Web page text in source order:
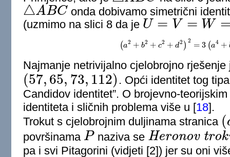
△ABC
△ABC
onda dobivamo simetrični
(uzmimo na slici 8 da je U = V = W
U= =W=
(a2 + b2 + c2 + d2 ) 2 = 3 (a4 +
( a2+b2 +c 2+ d 2=3(a4+ b 4+
Najmanje netrivijalno cjelobrojno
(57, 65, 73, 112)
(57,65 73,112)
. Opći identitet tog
Candidov identitet”. O brojevno-
identiteta i sličnih problema više u [18] .
Trokut s cjelobrojnim duljinama stranica (
(a ,
površinama P
P naziva se Heronov trok
Heronov trokut
pa i svi Pitagorini (vidjeti [2]) jer su oni